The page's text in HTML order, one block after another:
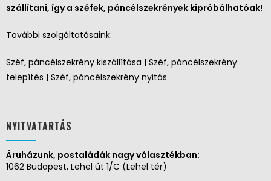
szállítani, így a széfek, páncélszekrények kipróbálhatóak!
További szolgáltatásaink:
Széf, páncélszekrény kiszállítása | Széf, páncélszekrény
telepítés | Széf, páncélszekrény nyitás
NYITVATARTÁS
Áruházunk, postaládák nagy választékban:
1062 Budapest, Lehel út 1/C (Lehel tér)